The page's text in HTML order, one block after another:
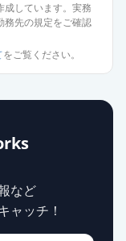
成しています。実務
務先の規定をご確認
をご覧ください。
など
ャッチ！